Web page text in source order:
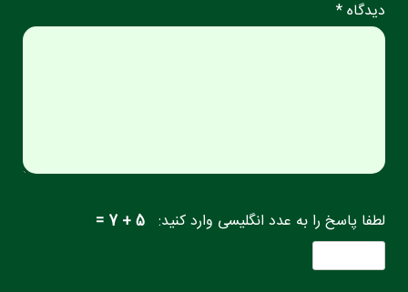
دیدگاه *
لطفا پاسخ را به عدد انگلیسی وارد کنید: 5 + 7 =